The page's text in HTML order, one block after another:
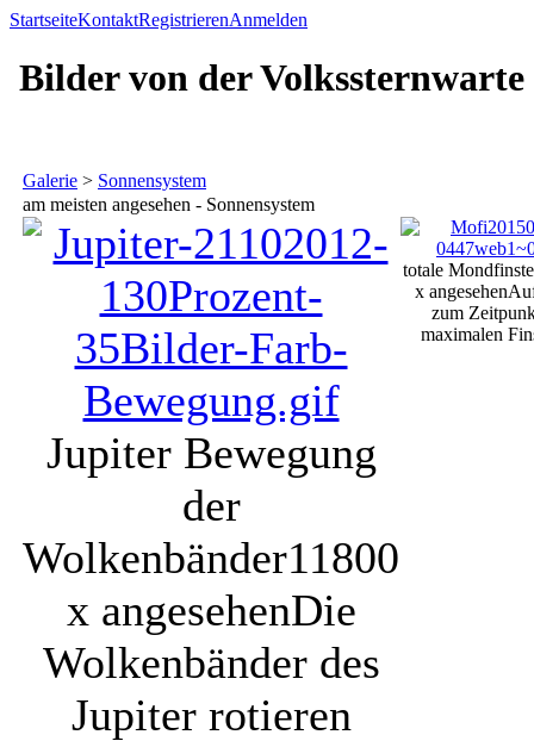
StartseiteKontaktRegistrierenAnmelden
Bilder von der Volkssternwarte
Galerie > Sonnensystem
am meisten angesehen - Sonnensystem
Jupiter Bewegung
der
Wolkenbänder11800
x angesehenDie
Wolkenbänder des
Jupiter rotieren
totale
x angesehen
zum
maximalen